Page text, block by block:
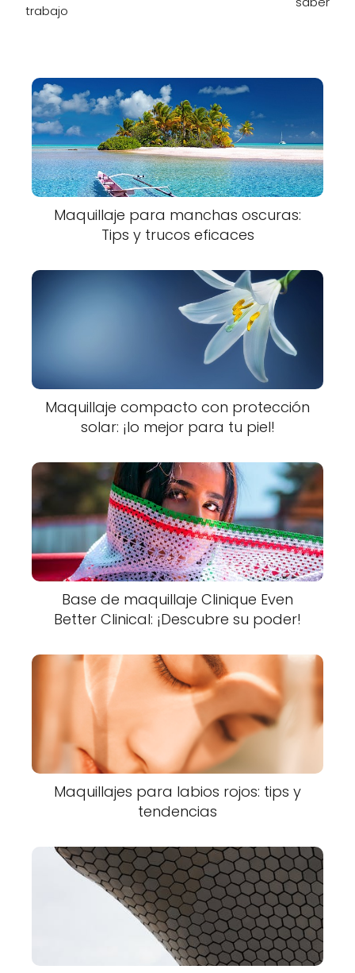
trabajo
Maquillaje para manchas oscuras:
Tips y trucos eficaces
Maquillaje compacto con protección
solar: ¡lo mejor para tu piel!
Base de maquillaje Clinique Even
Better Clinical: ¡Descubre su poder!
Maquillajes para labios rojos: tips y
tendencias